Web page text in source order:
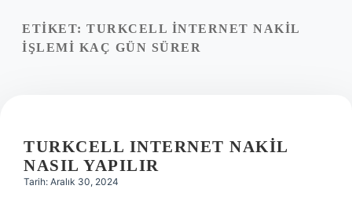
Yasal Uyarı
ETIKET: TURKCELL INTERNET NAKIL
IŞLEMI KAÇ GÜN SÜRER
TURKCELL INTERNET NAKIL
NASIL YAPILIR
Tarih: Aralık 30, 2024